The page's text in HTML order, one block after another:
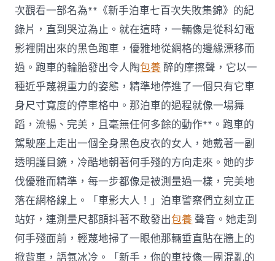
次觀看一部名為**《新手泊車七百次失敗集錦》的紀
錄片，直到哭泣為止。就在這時，一輛像是從科幻電
影裡開出來的黑色跑車，優雅地從網格的邊緣漂移而
過。跑車的輪胎發出令人陶包養 醉的摩擦聲，它以一
種近乎蔑視重力的姿態，精準地停進了一個只有它車
身尺寸寬度的停車格中。那泊車的過程就像一場舞
蹈，流暢、完美，且毫無任何多餘的動作**。跑車的
駕駛座上走出一個全身黑色皮衣的女人，她戴著一副
透明護目鏡，冷酷地朝著何手殘的方向走來。她的步
伐優雅而精準，每一步都像是被測量過一樣，完美地
落在網格線上。「車影大人！」泊車警察們立刻立正
站好，連測量尺都顫抖著不敢發出包養 聲音。她走到
何手殘面前，輕蔑地掃了一眼他那輛垂直貼在牆上的
掀背車，語氣冰冷。「新手，你的車技像一團混亂的